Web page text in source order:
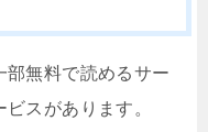
部無料で読めるサー
スがあります。